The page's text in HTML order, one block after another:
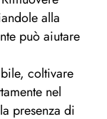
alla
può aiutare
coltivare
nel
presenza di